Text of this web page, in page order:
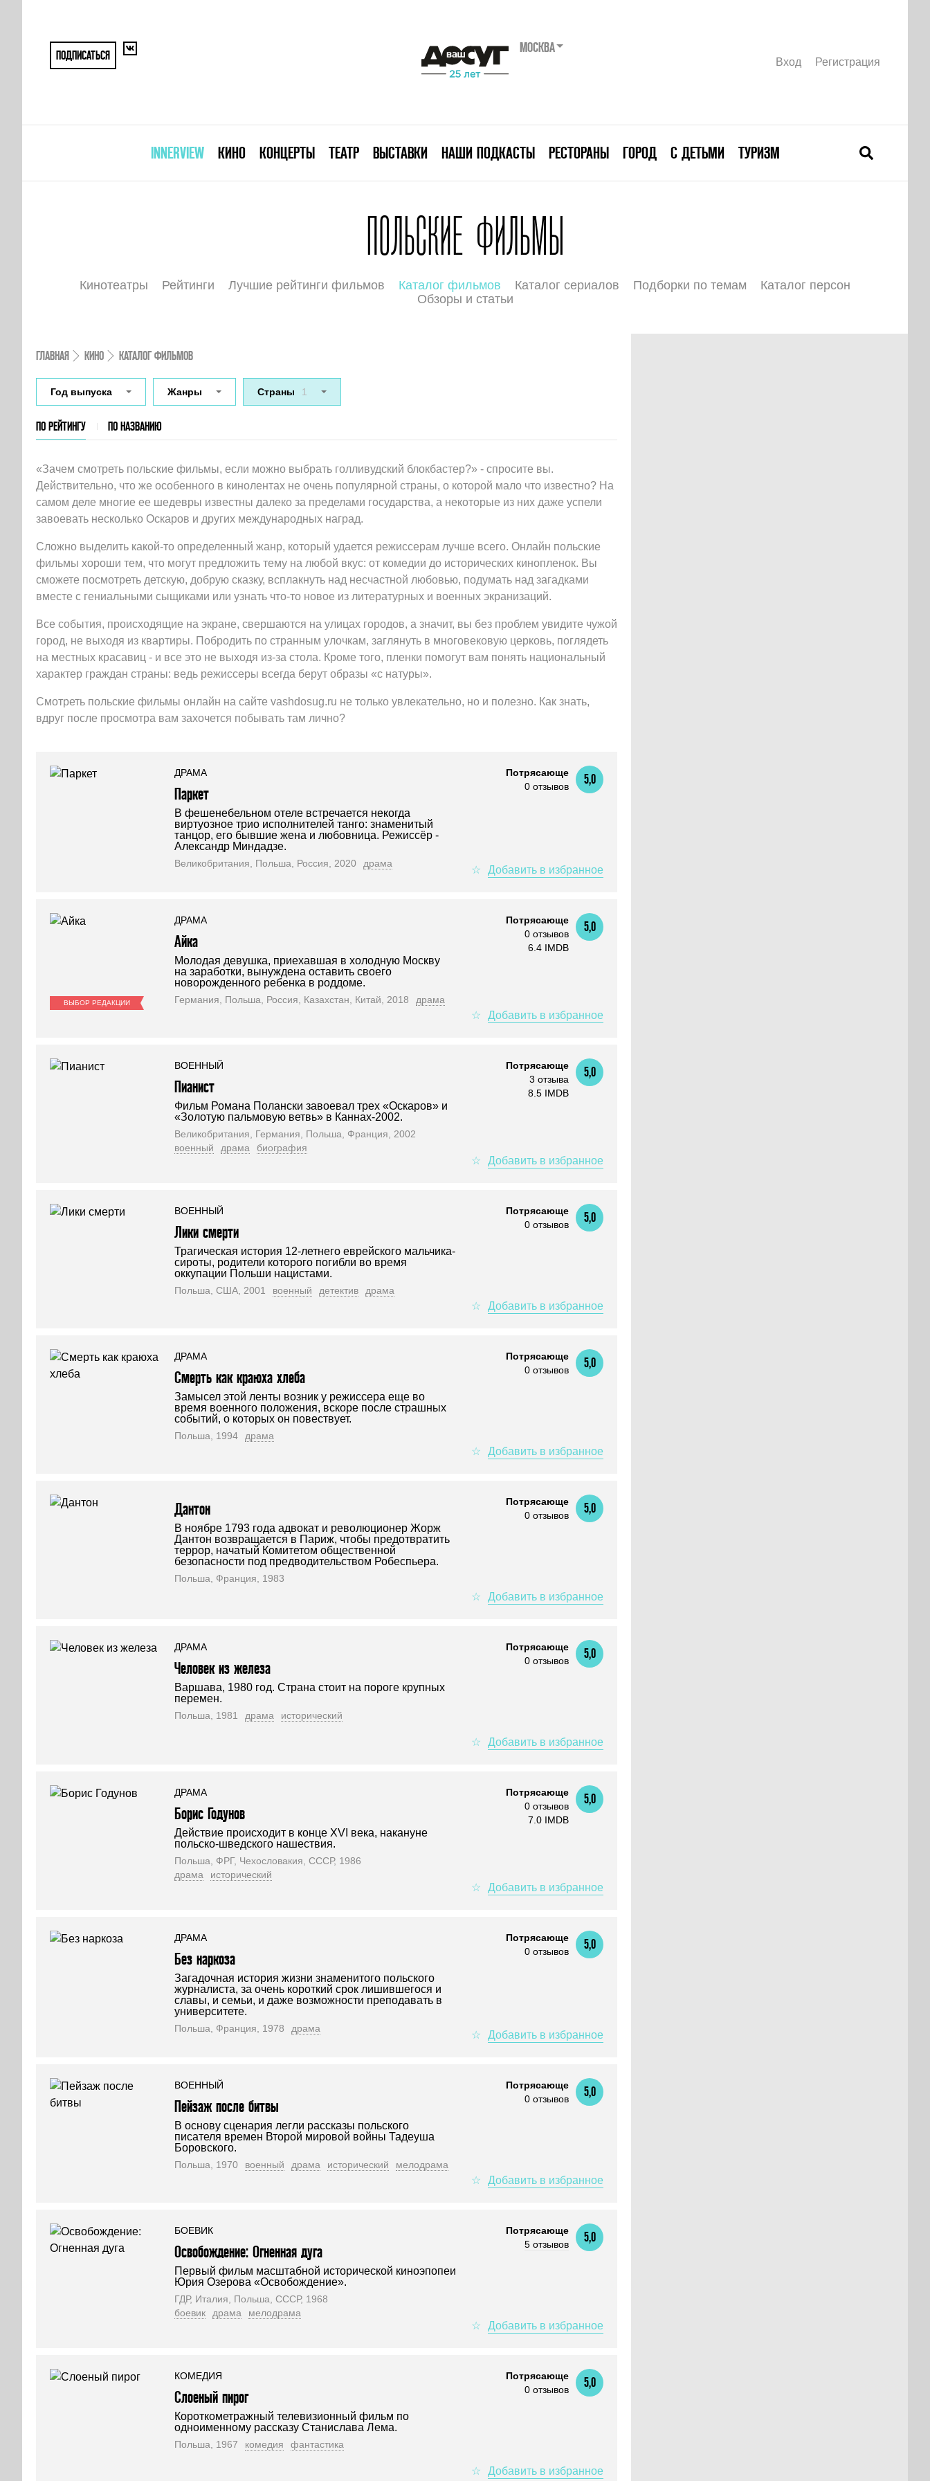
ПОДПИСАТЬСЯ
МОСКВА
Вход Регистрация
INNERVIEW КИНО КОНЦЕРТЫ ТЕАТР ВЫСТАВКИ НАШИ ПОДКАСТЫ РЕСТОРАНЫ ГОРОД С ДЕТЬМИ ТУРИЗМ
ПОЛЬСКИЕ ФИЛЬМЫ
Кинотеатры Рейтинги Лучшие рейтинги фильмов Каталог фильмов Каталог сериалов Подборки по темам
Каталог персон
Обзоры и статьи
ГЛАВНАЯ КИНО КАТАЛОГ ФИЛЬМОВ
Год выпуска Жанры Страны 1
ПО РЕЙТИНГУ ПО НАЗВАНИЮ
«Зачем смотреть польские фильмы, если можно выбрать голливудский блокбастер?» - спросите вы.
Действительно, что же особенного в кинолентах не очень популярной страны, о которой мало что известно? На
самом деле многие ее шедевры известны далеко за пределами государства, а некоторые из них даже успели
завоевать несколько Оскаров и других международных наград.
Сложно выделить какой-то определенный жанр, который удается режиссерам лучше всего. Онлайн польские
фильмы хороши тем, что могут предложить тему на любой вкус: от комедии до исторических кинопленок. Вы
сможете посмотреть детскую, добрую сказку, всплакнуть над несчастной любовью, подумать над загадками
вместе с гениальными сыщиками или узнать что-то новое из литературных и военных экранизаций.
Все события, происходящие на экране, свершаются на улицах городов, а значит, вы без проблем увидите чужой
город, не выходя из квартиры. Побродить по странным улочкам, заглянуть в многовековую церковь, поглядеть
на местных красавиц - и все это не выходя из-за стола. Кроме того, пленки помогут вам понять национальный
характер граждан страны: ведь режиссеры всегда берут образы «с натуры».
Смотреть польские фильмы онлайн на сайте vashdosug.ru не только увлекательно, но и полезно. Как знать,
вдруг после просмотра вам захочется побывать там лично?
ДРАМА
Паркет
В фешенебельном отеле встречается некогда
виртуозное трио исполнителей танго: знаменитый
танцор, его бывшие жена и любовница. Режиссёр -
Александр Миндадзе.
Великобритания, Польша, Россия, 2020 драма
Потрясающе
0 отзывов
5,0
ВЫБОР РЕДАКЦИИ
ДРАМА
Айка
Молодая девушка, приехавшая в холодную Москву
на заработки, вынуждена оставить своего
новорожденного ребенка в роддоме.
Германия, Польша, Россия, Казахстан, Китай, 2018 драма
Потрясающе
0 отзывов
6.4 IMDB
5,0
ВОЕННЫЙ
Пианист
Фильм Романа Полански завоевал трех «Оскаров» и
«Золотую пальмовую ветвь» в Каннах-2002.
Великобритания, Германия, Польша, Франция, 2002
военный
драма биография
Потрясающе
3 отзыва
8.5 IMDB
5,0
ВОЕННЫЙ
Лики смерти
Трагическая история 12-летнего еврейского мальчика-
сироты, родители которого погибли во время
оккупации Польши нацистами.
Польша, США, 2001 военный детектив драма
Потрясающе
0 отзывов
5,0
ДРАМА
Смерть как краюха хлеба
Замысел этой ленты возник у режиссера еще во
время военного положения, вскоре после страшных
событий, о которых он повествует.
Польша, 1994 драма
Потрясающе
0 отзывов
5,0
Дантон
В ноябре 1793 года адвокат и революционер Жорж
Дантон возвращается в Париж, чтобы предотвратить
террор, начатый Комитетом общественной
безопасности под предводительством Робеспьера.
Польша, Франция, 1983
Потрясающе
0 отзывов
5,0
ДРАМА
Человек из железа
Варшава, 1980 год. Страна стоит на пороге крупных
перемен.
Польша, 1981 драма исторический
Потрясающе
0 отзывов
5,0
ДРАМА
Борис Годунов
Действие происходит в конце XVI века, накануне
польско-шведского нашествия.
Польша, ФРГ, Чехословакия, СССР, 1986
драма
исторический
Потрясающе
0 отзывов
7.0 IMDB
5,0
ДРАМА
Без наркоза
Загадочная история жизни знаменитого польского
журналиста, за очень короткий срок лишившегося и
славы, и семьи, и даже возможности преподавать в
университете.
Польша, Франция, 1978 драма
Потрясающе
0 отзывов
5,0
ВОЕННЫЙ
Пейзаж после битвы
В основу сценария легли рассказы польского
писателя времен Второй мировой войны Тадеуша
Боровского.
Польша, 1970 военный драма исторический мелодрама
Потрясающе
0 отзывов
5,0
БОЕВИК
Освобождение: Огненная дуга
Первый фильм масштабной исторической киноэпопеи
Юрия Озерова «Освобождение».
ГДР, Италия, Польша, СССР, 1968
боевик
драма мелодрама
Потрясающе
5 отзывов
5,0
КОМЕДИЯ
Слоеный пирог
Короткометражный телевизионный фильм по
одноименному рассказу Станислава Лема.
Польша, 1967 комедия фантастика
Потрясающе
0 отзывов
5,0